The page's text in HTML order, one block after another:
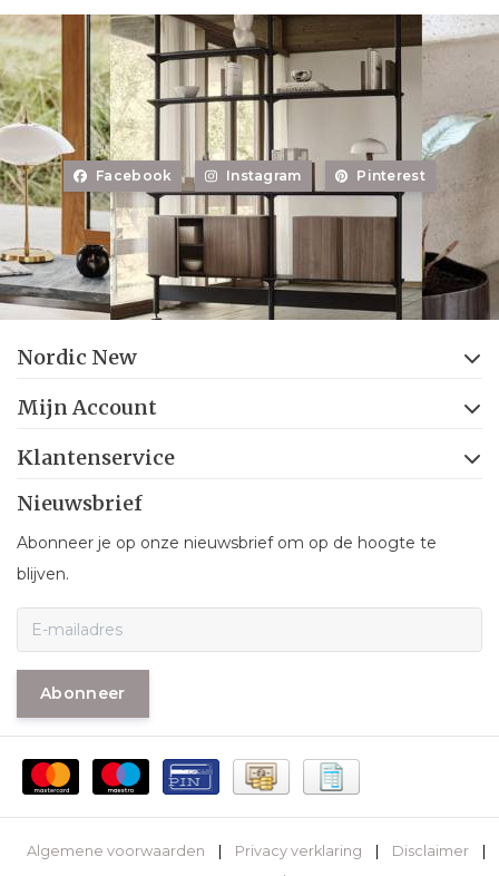
Facebook Instagram Pinterest
Nordic New
Mijn Account
Klantenservice
Nieuwsbrief
Abonneer je op onze nieuwsbrief om op de hoogte te
blijven.
Abonneer
Algemene voorwaarden Privacy verklaring Disclaimer